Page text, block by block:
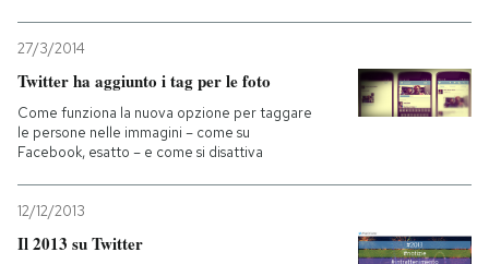
27/3/2014
Twitter ha aggiunto i tag per le foto
Come funziona la nuova opzione per taggare
le persone nelle immagini – come su
Facebook, esatto – e come si disattiva
12/12/2013
Il 2013 su Twitter